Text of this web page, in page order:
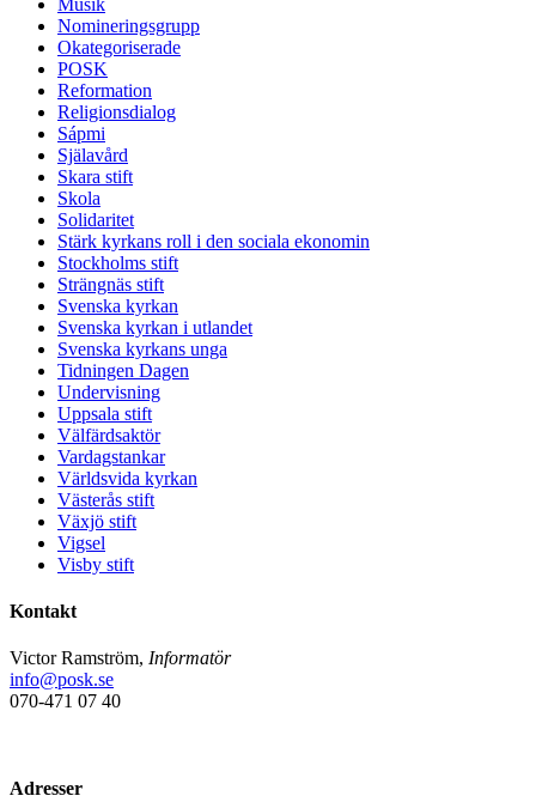
Nomineringsgrupp
Okategoriserade
POSK
Reformation
Religionsdialog
Sápmi
Själavård
Skara stift
Skola
Solidaritet
Stärk kyrkans roll i den sociala ekonomin
Stockholms stift
Strängnäs stift
Svenska kyrkan
Svenska kyrkan i utlandet
Svenska kyrkans unga
Tidningen Dagen
Undervisning
Uppsala stift
Välfärdsaktör
Vardagstankar
Världsvida kyrkan
Västerås stift
Växjö stift
Vigsel
Visby stift
Kontakt
Victor Ramström, Informatör
info@posk.se
070-471 07 40
Adresser